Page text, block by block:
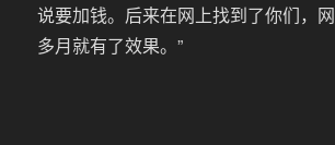
说要加钱。后来在网上找到了你们，
多月就有了效果。”